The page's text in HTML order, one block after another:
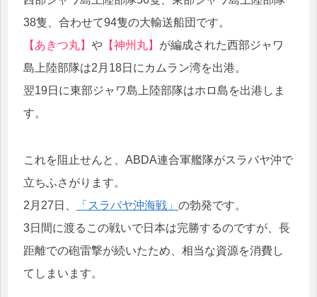
38隻、合わせて94隻の大輸送船団です。
【あきつ丸】 や 【神州丸】 が編成された西部ジャワ
島上陸部隊は2月18日にカムラン湾を出港。
翌19日に東部ジャワ島上陸部隊はホロ島を出港しま
す。
これを阻止せんと、ABDA連合軍艦隊がスラバヤ沖で
立ちふさがります。
2月27日、
「スラバヤ沖海戦」 の勃発です。
3日間に渡るこの戦いで日本は完勝するのですが、長
距離での砲雷撃が続いたため、相当な資源を消費し
てしまいます。